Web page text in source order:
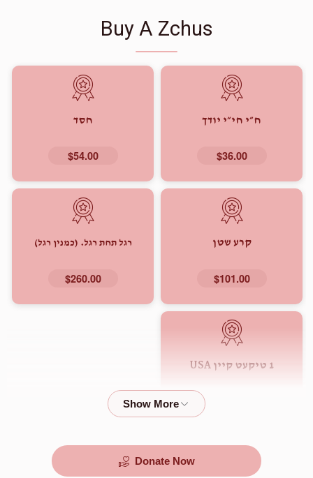
Buy A Zchus
ח״י חי״י יודך
$36.00
חסד
$54.00
קרע שטן
$101.00
רגל תחת רגל. (כמנין רגל)
$260.00
1 טיקעט קיין USA
Donate Now